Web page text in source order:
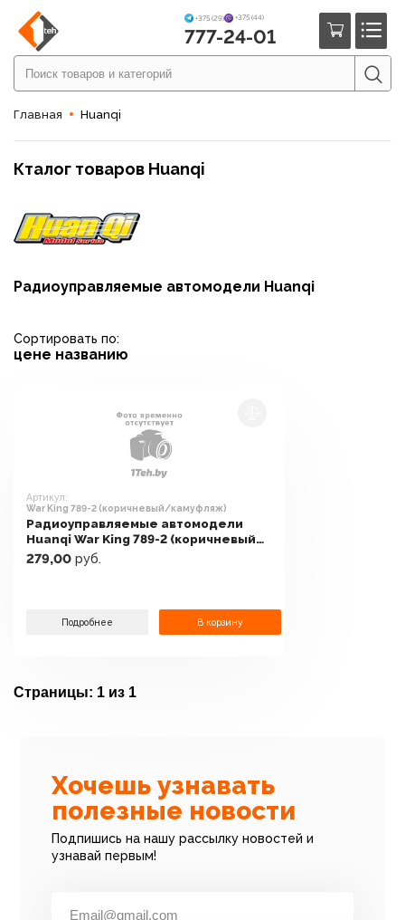
+375 (29) +375 (44)
777-24-01
Главная Huanqi
Кталог товаров Huanqi
Радиоуправляемые автомодели Huanqi
Сортировать по:
цене названию
Артикул:
War King 789-2 (коричневый/камуфляж)
Радиоуправляемые автомодели
Huanqi War King 789-2 (коричневый/
камуфляж)
279,00 руб.
Подробнее В корзину
Страницы: 1 из 1
Хочешь узнавать
полезные новости
Подпишись на нашу рассылку новостей и
узнавай первым!